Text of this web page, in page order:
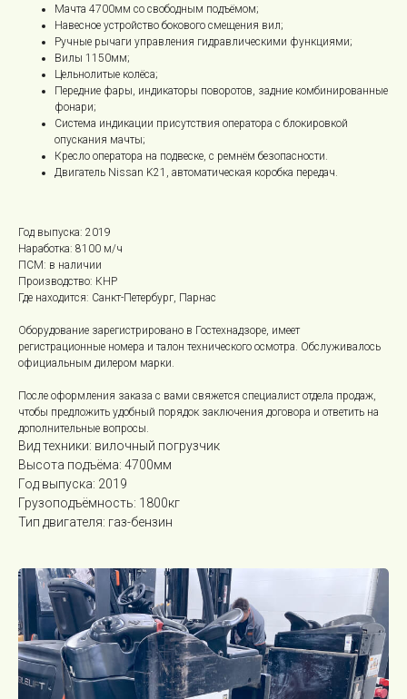
Мачта 4700мм со свободным подъёмом;
Навесное устройство бокового смещения вил;
Ручные рычаги управления гидравлическими функциями;
Вилы 1150мм;
Цельнолитые колёса;
Передние фары, индикаторы поворотов, задние комбинированные
фонари;
Система индикации присутствия оператора с блокировкой
опускания мачты;
Кресло оператора на подвеске, с ремнём безопасности.
Двигатель Nissan K21, автоматическая коробка передач.
Год выпуска: 2019
Наработка: 8100 м/ч
ПСМ: в наличии
Производство: КНР
Где находится: Санкт-Петербург, Парнас
Оборудование зарегистрировано в Гостехнадзоре, имеет
регистрационные номера и талон технического осмотра. Обслуживалось
официальным дилером марки.
После оформления заказа с вами свяжется специалист отдела продаж,
чтобы предложить удобный порядок заключения договора и ответить на
дополнительные вопросы.
Вид техники: вилочный погрузчик
Высота подъёма: 4700мм
Год выпуска: 2019
Грузоподъёмность: 1800кг
Тип двигателя: газ-бензин
Роктрак Рус